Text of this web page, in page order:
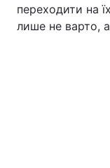
переходити на
лише не варто,